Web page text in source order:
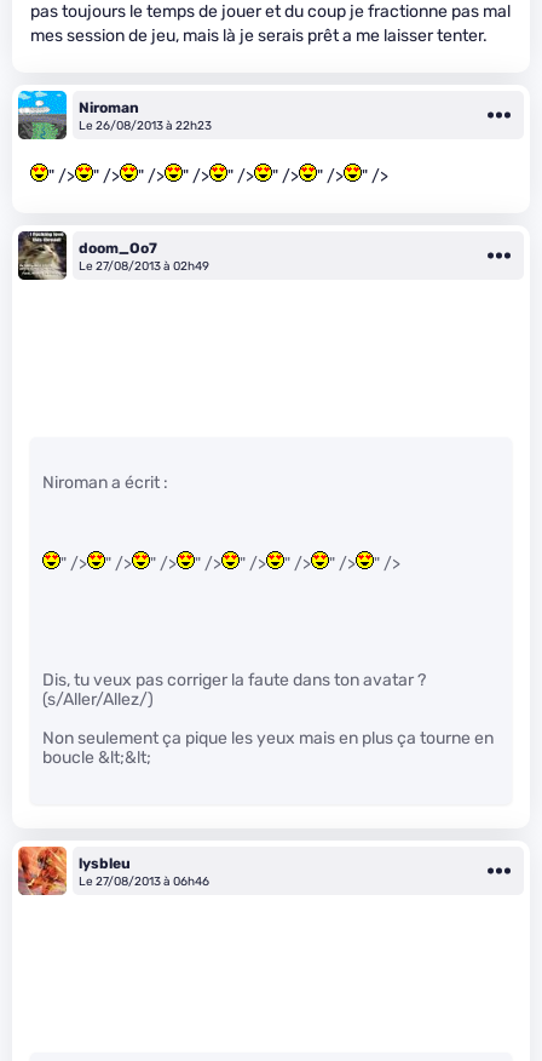
pas toujours le temps de jouer et du coup je fractionne pas mal
mes session de jeu, mais là je serais prêt a me laisser tenter.
Niroman
Le 26/08/2013 à 22h23
" /> " /> " /> " /> " /> " /> " /> " />
doom_Oo7
Le 27/08/2013 à 02h49
Niroman a écrit :
" /> " /> " /> " /> " /> " /> " /> " />
Dis, tu veux pas corriger la faute dans ton avatar ?
(s/Aller/Allez/)
Non seulement ça pique les yeux mais en plus ça tourne en
boucle &lt;&lt;
lysbleu
Le 27/08/2013 à 06h46